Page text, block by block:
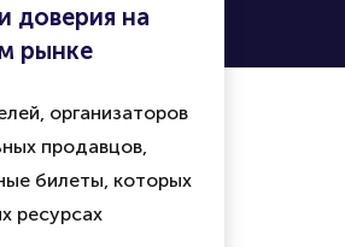
доверия на
рынке
организаторов
продавцов,
билеты, которых
ресурсах